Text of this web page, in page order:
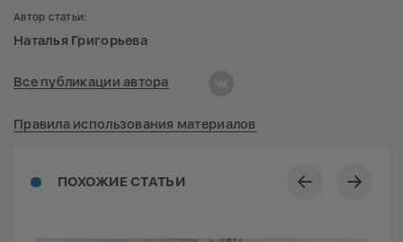
ПОХОЖИЕ СТАТЬИ
Автор статьи:
Наталья Григорьева
Все публикации автора
Правила использования материалов